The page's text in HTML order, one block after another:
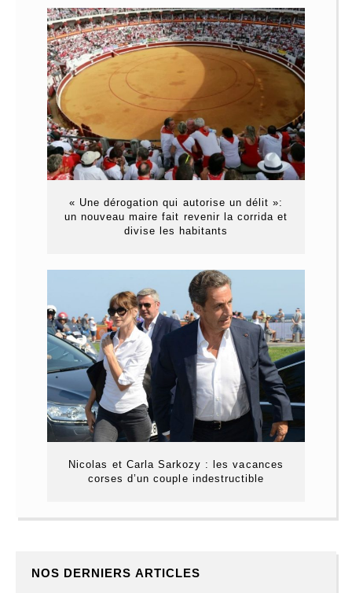
« Une dérogation qui autorise un délit »:
un nouveau maire fait revenir la corrida et
divise les habitants
Nicolas et Carla Sarkozy : les vacances
corses d’un couple indestructible
NOS DERNIERS ARTICLES